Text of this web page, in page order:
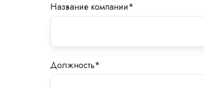
Название компании*
Должность*